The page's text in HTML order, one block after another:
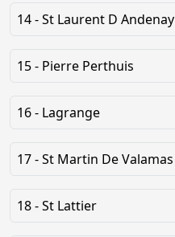
14 - St Laurent D Andenay
15 - Pierre Perthuis
16 - Lagrange
17 - St Martin De Valamas
18 - St Lattier